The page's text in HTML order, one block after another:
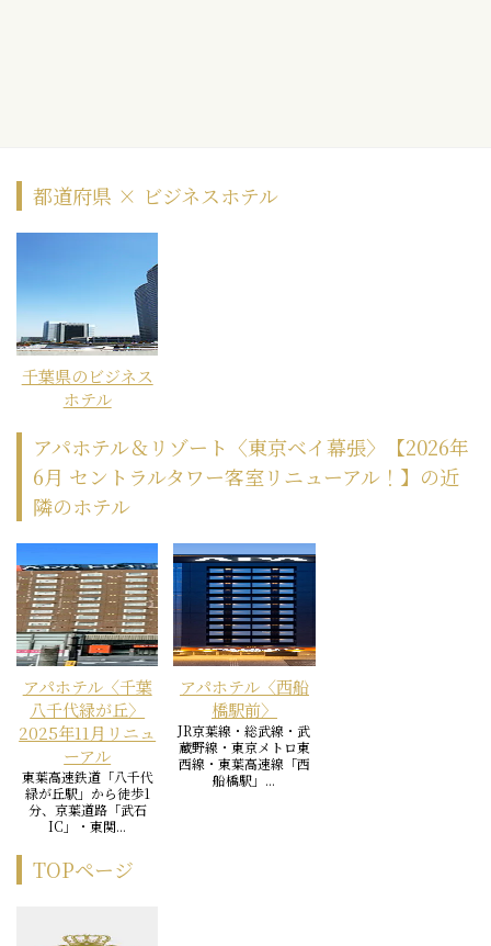
都道府県 × ビジネスホテル
千葉県のビジネス
ホテル
アパホテル＆リゾート〈東京ベイ幕張〉【2026年
6月 セントラルタワー客室リニューアル！】の近
隣のホテル
アパホテル〈千葉
八千代緑が丘〉
2025年11月リニュ
ーアル
東葉高速鉄道「八千代
緑が丘駅」から徒歩1
分、京葉道路「武石
IC」・東関...
アパホテル〈西船
橋駅前〉
JR京葉線・総武線・武
蔵野線・東京メトロ東
西線・東葉高速線「西
船橋駅」...
TOPページ